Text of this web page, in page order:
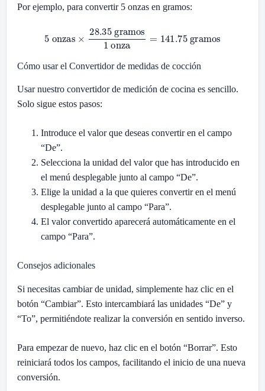
Por ejemplo, para convertir 5 onzas en gramos:
28.35gramos1onza
Cómo usar el Convertidor de medidas de cocción
Usar nuestro convertidor de medición de cocina es sencillo.
Solo sigue estos pasos:
Introduce el valor que deseas convertir en el campo
“De”.
Selecciona la unidad del valor que has introducido en
el menú desplegable junto al campo “De”.
Elige la unidad a la que quieres convertir en el menú
desplegable junto al campo “Para”.
El valor convertido aparecerá automáticamente en el
campo “Para”.
Consejos adicionales
Si necesitas cambiar de unidad, simplemente haz clic en el
botón “Cambiar”. Esto intercambiará las unidades “De” y
“To”, permitiéndote realizar la conversión en sentido inverso.
Para empezar de nuevo, haz clic en el botón “Borrar”. Esto
reiniciará todos los campos, facilitando el inicio de una nueva
conversión.